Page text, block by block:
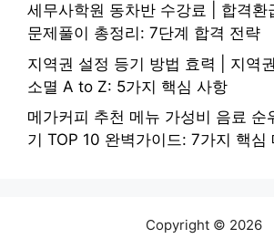
세무사학원 동차반 수강료 | 합격환
문제풀이 총정리: 7단계 합격 전략
지역권 설정 등기 방법 효력 | 지역
소멸 A to Z: 5가지 핵심 사항
메가커피 추천 메뉴 가성비 음료 순
기 TOP 10 완벽가이드: 7가지 핵심
Copyright © 2026